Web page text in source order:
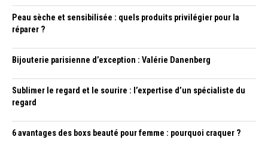
Peau sèche et sensibilisée : quels produits privilégier pour la
réparer ?
Bijouterie parisienne d’exception : Valérie Danenberg
Sublimer le regard et le sourire : l’expertise d’un spécialiste du
regard
6 avantages des boxs beauté pour femme : pourquoi craquer ?